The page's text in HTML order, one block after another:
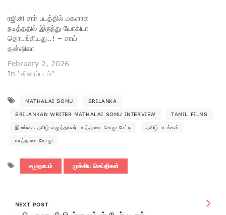
ரஜினி சார் படத்தில் மகளாக
நடித்ததில் இருந்து யோகிடா
தொடங்கியது..! – சாய்
தன்ஷிகா
February 2, 2026
In "திரைப்படம்"
MATHALAI SOMU SRILANKA
SRILANKAN WRITER MATHALAI SOMU INTERVIEW TAMIL FILMS
இலங்கை தமிழ் எழுத்தாளர் மாத்தளை சோமு பேட்டி தமிழ் படங்கள்
மாத்தளை சோமு
சமுதாயம் முக்கிய செய்திகள்
NEXT POST